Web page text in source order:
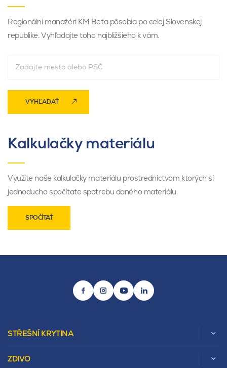
Regionálni manažéri KM Beta pôsobia po celej Slovenskej
republike. Vyhľadajte toho najbližšieho k vám.
VYHĽADAŤ
Kalkulačky materiálu
Využite naše kalkulačky materiálu prostredníctvom ktorých si
jednoducho spočítate spotrebu daného materiálu.
SPOČÍTAŤ
STŘEŠNÍ KRYTINA
ZDIVO